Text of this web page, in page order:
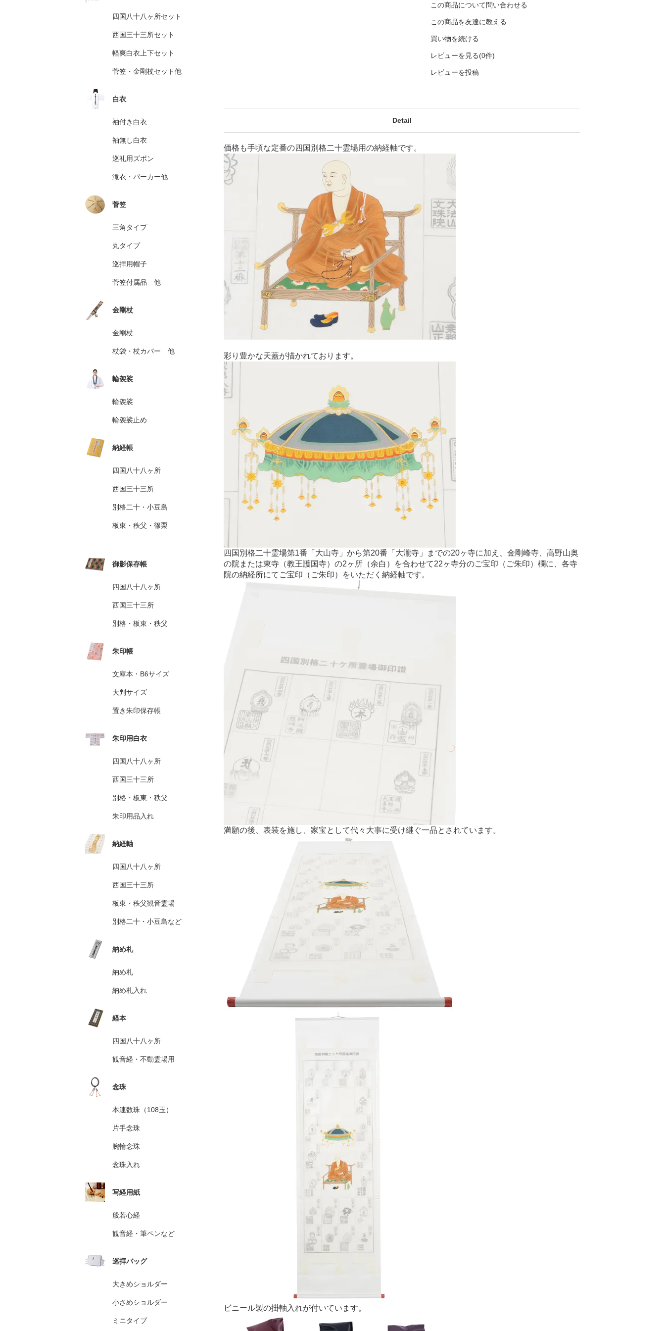
この商品について問い合わせる
この商品を友達に教える
買い物を続ける
レビューを見る(0件)
レビューを投稿
Detail
価格も手頃な定番の四国別格二十霊場用の納経軸です。
彩り豊かな天蓋が描かれております。
四国別格二十霊場第1番「大山寺」から第20番「大瀧寺」までの20ヶ寺に加え、金剛峰寺、高野山奥
の院または東寺（教王護国寺）の2ヶ所（余白）を合わせて22ヶ寺分のご宝印（ご朱印）欄に、各寺
院の納経所にてご宝印（ご朱印）をいただく納経軸です。
満願の後、表装を施し、家宝として代々大事に受け継ぐ一品とされています。
ビニール製の掛軸入れが付いています。
四国八十八ヶ所セット
西国三十三所セット
軽爽白衣上下セット
菅笠・金剛杖セット他
白衣
袖付き白衣
袖無し白衣
巡礼用ズボン
滝衣・パーカー他
菅笠
三角タイプ
丸タイプ
巡拝用帽子
菅笠付属品 他
金剛杖
金剛杖
杖袋・杖カバー 他
輪袈裟
輪袈裟
輪袈裟止め
納経帳
四国八十八ヶ所
西国三十三所
別格二十・小豆島
板東・秩父・篠栗
御影保存帳
四国八十八ヶ所
西国三十三所
別格・板東・秩父
朱印帳
文庫本・B6サイズ
大判サイズ
置き朱印保存帳
朱印用白衣
四国八十八ヶ所
西国三十三所
別格・板東・秩父
朱印用品入れ
納経軸
四国八十八ヶ所
西国三十三所
板東・秩父観音霊場
別格二十・小豆島など
納め札
納め札
納め札入れ
経本
四国八十八ヶ所
観音経・不動霊場用
念珠
本連数珠（108玉）
片手念珠
腕輪念珠
念珠入れ
写経用紙
般若心経
観音経・筆ペンなど
巡拝バッグ
大きめショルダー
小さめショルダー
ミニタイプ